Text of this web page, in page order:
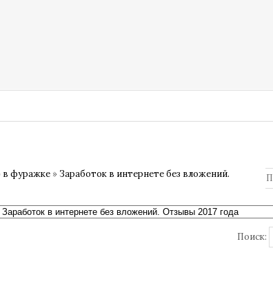
фуражке » Заработок в интернете без вложений.
Поиск: